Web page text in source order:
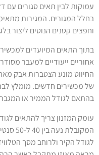
לבין תאים סגורים עם
המגורים. המגירות
קטנים הנוטים ליצור בלגן
התאים המיועדים
ייעודיים למעבר מסודר
מונע הצטברות אבק
מכשירים חדשים. מומלץ לבחור
לגודל הממיר או המגבר.
המזנון צריך להתאים
המקובלת
הקיר ולרוחב מסך